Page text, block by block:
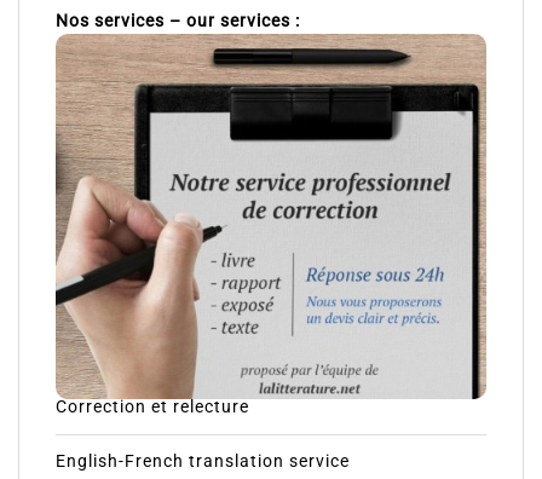
Nos services – our services :
Correction et relecture
English-French translation service